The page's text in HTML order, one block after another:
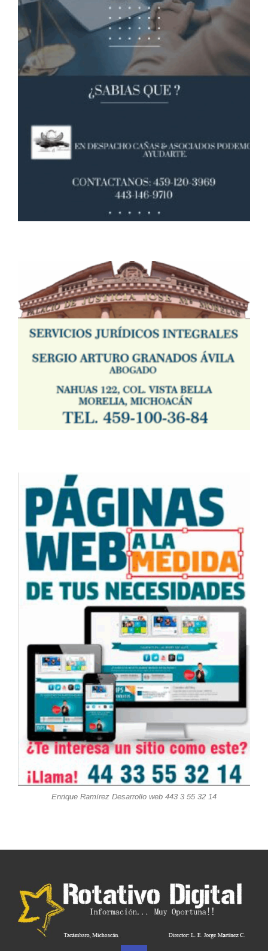
Enrique Ramírez Desarrollo web 443 3 55 32 14